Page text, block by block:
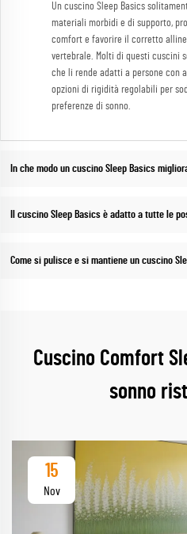
Un cuscino Sleep Basics
materiali morbidi e di supporto,
comfort e favorire il corretto
vertebrale. Molti di questi cuscini
che li rende adatti a persone con
opzioni di rigidità regolabili per
preferenze di sonno.
In che modo un cuscino Sleep Basics
Il cuscino Sleep Basics è adatto a tutte le
Come si pulisce e si mantiene un cuscino
Cuscino Comfort
sonno
15
Nov